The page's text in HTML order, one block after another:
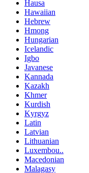
Hausa
Hawaiian
Hebrew
Hmong
Hungarian
Icelandic
Igbo
Javanese
Kannada
Kazakh
Khmer
Kurdish
Kyrgyz
Latin
Latvian
Lithuanian
Luxembou..
Macedonian
Malagasy